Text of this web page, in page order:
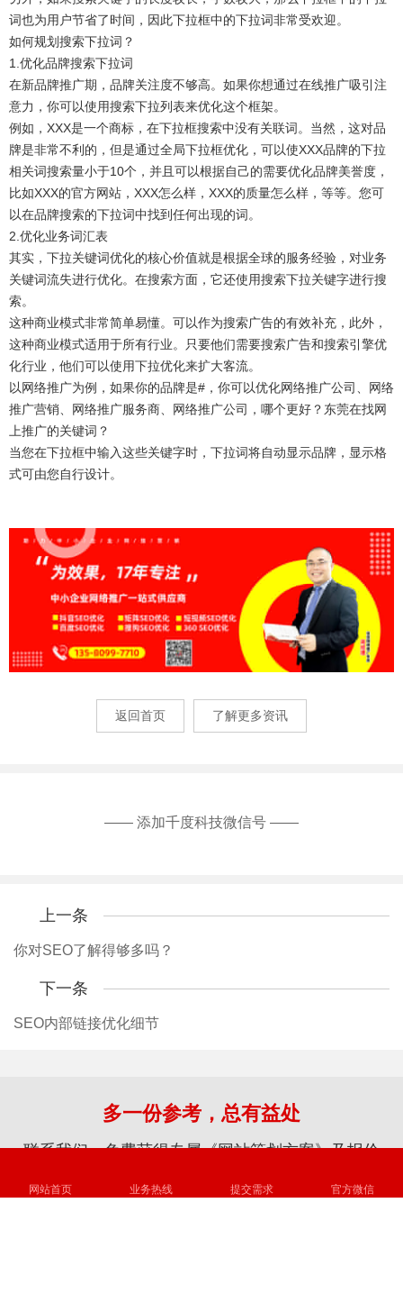
词也为用户节省了时间，因此下拉框中的下拉词非常受欢迎。
如何规划搜索下拉词？
1.优化品牌搜索下拉词
在新品牌推广期，品牌关注度不够高。如果你想通过在线推广吸引注
意力，你可以使用搜索下拉列表来优化这个框架。
例如，XXX是一个商标，在下拉框搜索中没有关联词。当然，这对品
牌是非常不利的，但是通过全局下拉框优化，可以使XXX品牌的下拉
相关词搜索量小于10个，并且可以根据自己的需要优化品牌美誉度，
比如XXX的官方网站，XXX怎么样，XXX的质量怎么样，等等。您可
以在品牌搜索的下拉词中找到任何出现的词。
2.优化业务词汇表
其实，下拉关键词优化的核心价值就是根据全球的服务经验，对业务
关键词流失进行优化。在搜索方面，它还使用搜索下拉关键字进行搜
索。
这种商业模式非常简单易懂。可以作为搜索广告的有效补充，此外，
这种商业模式适用于所有行业。只要他们需要搜索广告和搜索引擎优
化行业，他们可以使用下拉优化来扩大客流。
以网络推广为例，如果你的品牌是#，你可以优化网络推广公司、网络
推广营销、网络推广服务商、网络推广公司，哪个更好？东莞在找网
上推广的关键词？
当您在下拉框中输入这些关键字时，下拉词将自动显示品牌，显示格
式可由您自行设计。
返回首页 了解更多资讯
—— 添加千度科技微信号 ——
上一条
你对SEO了解得够多吗？
下一条
SEO内部链接优化细节
多一份参考，总有益处
联系我们，免费获得专属《网站策划方案》及报价
网站首页 业务热线 提交需求 官方微信